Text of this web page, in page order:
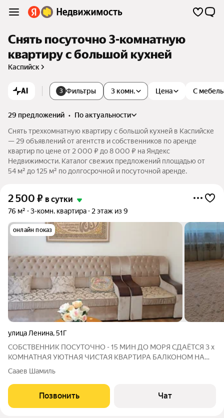
Снять посуточно 3-комнатную
квартиру с большой кухней
Каспийск
AI 3 Фильтры Цена
3 комн. С
29 предложений •
по актуальности
Снять трехкомнатную квартиру с большой кухней в Каспийске
— 29 объявлений от агентств и собственников по аренде
квартир по цене от 2 000 ₽ до 8 000 ₽ на Яндекс
Недвижимости. Каталог свежих предложений площадью от
54 м² до 125 м² по долгосрочной и посуточной аренде.
2 500 ₽ в сутки
76 м² 3-комн. квартира 2 этаж из 9
онлайн показ
улица Ленина,51Г
СОБСТВЕННИК ПОСУТОЧНО - 15 МИН ДО МОРЯ СДАЁТСЯ 3 х
КОМНАТНАЯ УЮТНАЯ ЧИСТАЯ КВАРТИРА БАЛКОНОМ НА
ВТОРОМ ЭТАЖЕ В ПЯТИ МИНУТАХ ХОДЬБЫ ОТ МОРЯ
ЗАКРЫТЫЙ КРАСИВЫЙ ДВОР С ОТЛИЧНОЙ ПАРКОВОЙ
ЗОНОЙ И ДЕТСКОЙ
Сааев Шамиль
Позвонить Чат